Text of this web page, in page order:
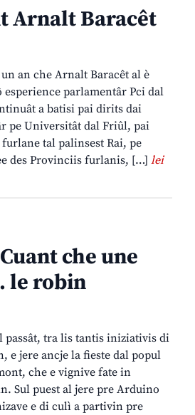
Arnalt Baracêt
an che Arnalt Baracêt al è
esperience parlamentâr Pci dal
a batisi pai dirits dai
pe Universitât dal Friûl, pai
tal palinsest Rai, pe
des Provinciis furlanis, […] lei
che une
le robin
passât, tra lis tantis iniziativis di
e jere ancje la fieste dal popul
che e vignive fate in
Sul puest al jere pre Arduino
e di culì a partivin pre